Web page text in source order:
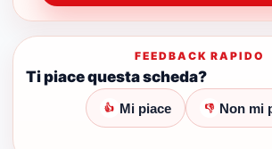
FEEDBACK RAPIDO
Ti piace questa scheda?
👍 Mi piace 👎 Non mi